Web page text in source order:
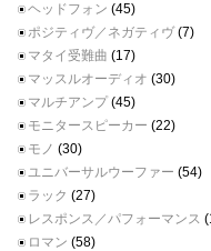
ヘッドフォン (45)
ポジティヴ／ネガティヴ(7)
マタイ受難曲 (17)
マッスルオーディオ (30)
マルチアンプ (45)
モニタースピーカー (22)
モノ (30)
ユニバーサルウーファー (54)
ラック (27)
レスポンス／パフォーマンス
ロマン (58)